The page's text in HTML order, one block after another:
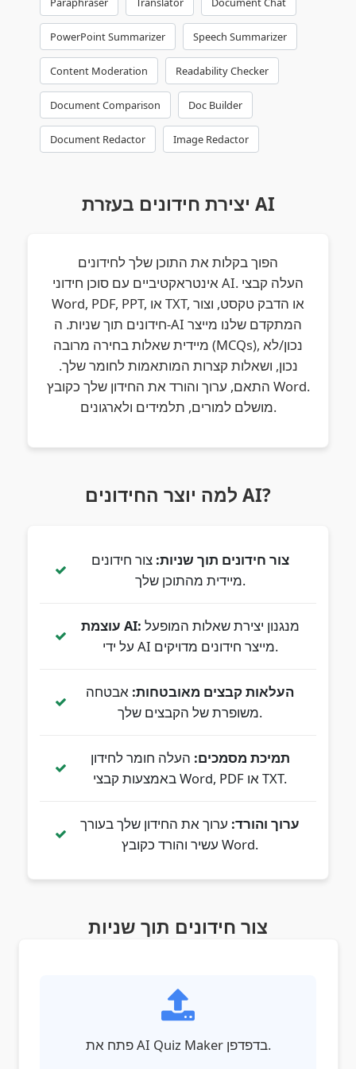
PowerPoint Summarizer Speech Summarizer
Content Moderation Readability Checker
Document Comparison Doc Builder
Document Redactor Image Redactor
יצירת חידונים בעזרת AI
הפוך בקלות את התוכן שלך לחידונים
אינטראקטיביים עם סוכן חידוני AI. העלה קבצי
Word, PDF, PPT, או TXT, או הדבק טקסט, וצור
חידונים תוך שניות. ה-AI המתקדם שלנו מייצר
מיידית שאלות בחירה מרובה (MCQs), נכון/לא
נכון, ושאלות קצרות המותאמות לחומר שלך.
התאם, ערוך והורד את החידון שלך כקובץ Word.
מושלם למורים, תלמידים ולארגונים.
למה יוצר החידונים AI?
צור חידונים תוך שניות: צור חידונים
מיידית מהתוכן שלך.
עוצמת AI:
על ידי AI מייצר חידונים מדויקים.
העלאות קבצים מאובטחות: אבטחה
משופרת של הקבצים שלך.
תמיכת מסמכים: העלה חומר לחידון
באמצעות קבצי Word, PDF או TXT.
ערוך והורד: ערוך את החידון שלך בעורך
עשיר והורד כקובץ Word.
צור חידונים תוך שניות
פתח את AI Quiz Maker בדפדפן.